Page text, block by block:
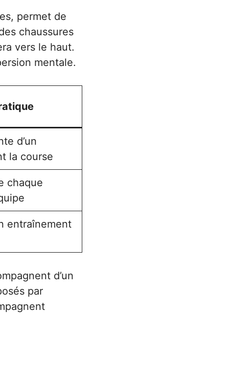
permet de
chaussures
vers le haut.
mentale.
d’un
la course
chaque
entraînement
d’un
par